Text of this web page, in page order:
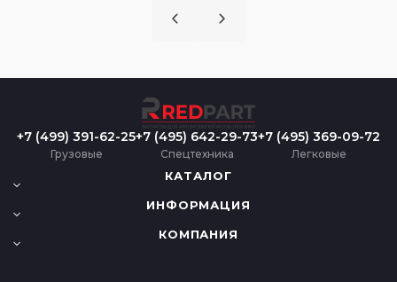
+7 (499) 391-62-25
Грузовые
+7 (495) 642-29-73
Спецтехника
+7 (495) 369-09-72
Легковые
КАТАЛОГ
ИНФОРМАЦИЯ
КОМПАНИЯ